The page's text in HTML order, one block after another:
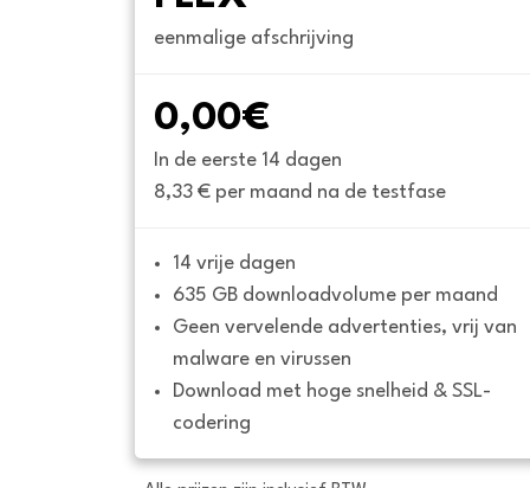
eenmalige afschrijving
0,00€
In de eerste 14 dagen
8,33 € per maand na de testfase
14 vrije dagen
635 GB downloadvolume per maand
Geen vervelende advertenties, vrij van
malware en virussen
Download met hoge snelheid & SSL-
codering